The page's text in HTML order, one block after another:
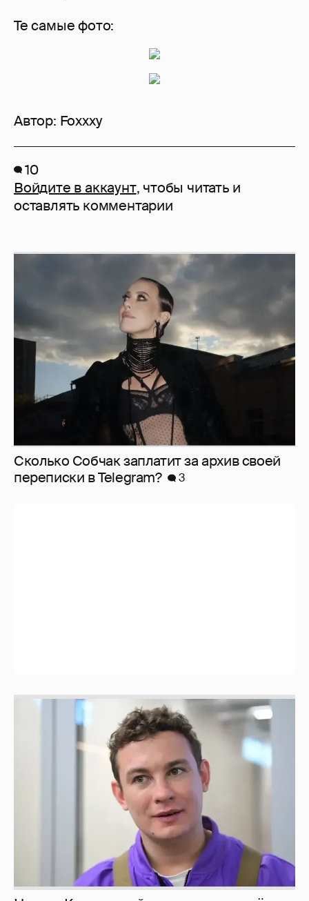
Те самые фото:
Автор: Foxxxy
10
Войдите в аккаунт, чтобы читать и
оставлять комментарии
Сколько Собчак заплатит за архив своей
перeписки в Telegram?
3
Никита Кологривый высказался насчёт